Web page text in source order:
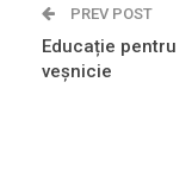
PREV POST
Educație pentru
veșnicie